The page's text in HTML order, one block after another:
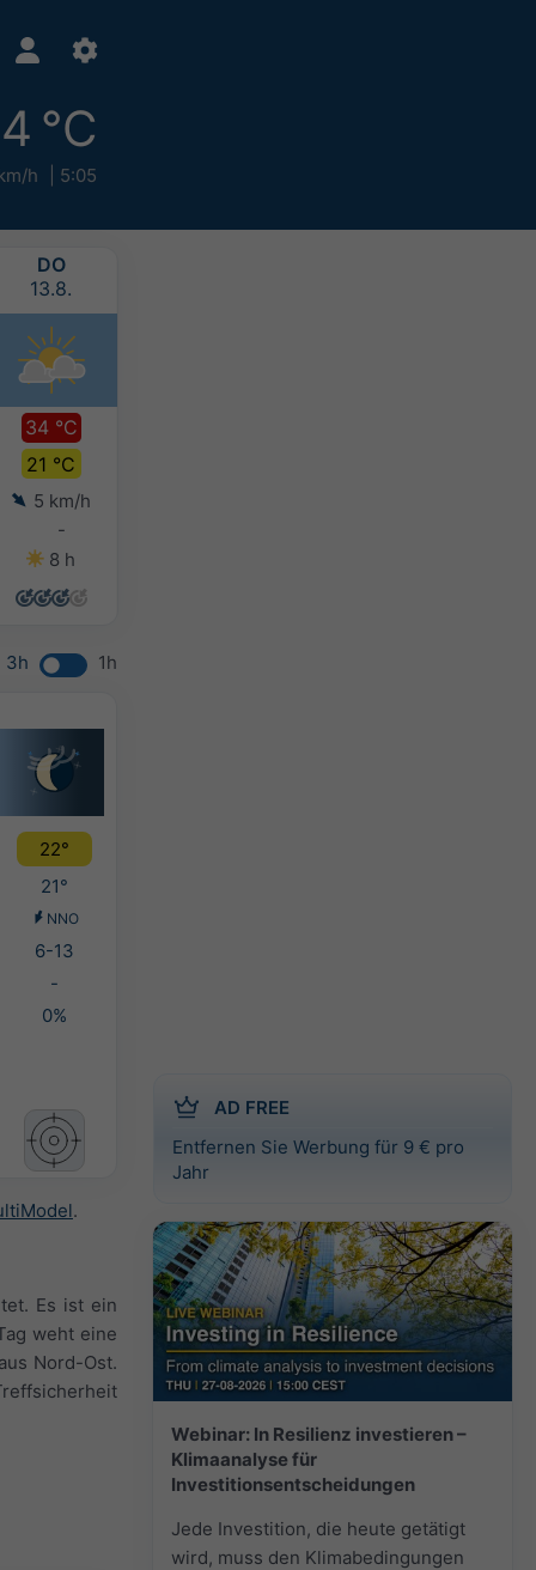
°C
h 5:05
AD FREE
Entfernen Sie Werbung für 9 € pro
Jahr
Webinar: In Resilienz investieren –
Klimaanalyse für
Investitionsentscheidungen
Jede Investition, die heute getätigt
wird, muss den Klimabedingungen
DO
13.8.
34 °C
21 °C
5 km/h
-
8 h
3h 1h
22°
21°
NNO
6-13
-
0%
.
Es ist ein
weht eine
Nord-Ost.